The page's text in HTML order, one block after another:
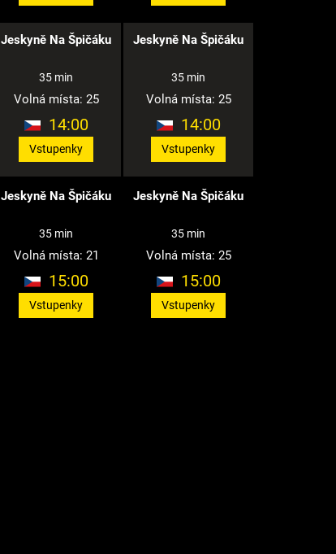
Jeskyně Na Špičáku
35 min
Volná místa: 25
14:00
Vstupenky
Jeskyně Na Špičáku
35 min
Volná místa: 25
14:00
Vstupenky
Jeskyně Na Špičáku
35 min
Volná místa: 21
15:00
Vstupenky
Jeskyně Na Špičáku
35 min
Volná místa: 25
15:00
Vstupenky